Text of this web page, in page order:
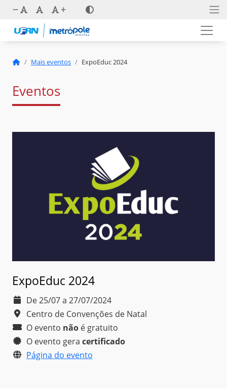
Mais eventos ExpoEduc 2024
Eventos
ExpoEduc 2024
De 25/07 a 27/07/2024
Centro de Convenções de Natal
O evento não é gratuito
O evento gera certificado
Página do evento